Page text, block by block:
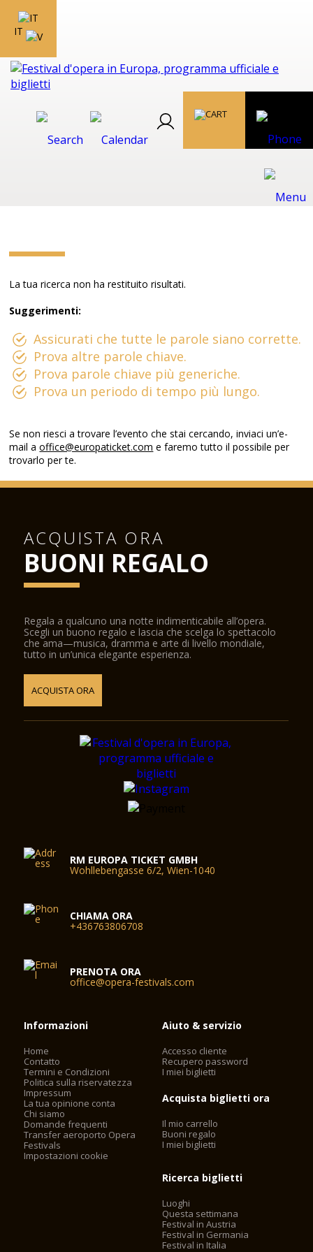
IT
La tua ricerca non ha restituito risultati.
Suggerimenti:
Assicurati che tutte le parole siano corrette.
Prova altre parole chiave.
Prova parole chiave più generiche.
Prova un periodo di tempo più lungo.
Se non riesci a trovare l’evento che stai cercando, inviaci un’e-
mail aoffice@europaticket.com e faremo tutto il possibile per
trovarlo per te.
ACQUISTA ORA
BUONI REGALO
Regala a qualcuno una notte indimenticabile all’opera.
Scegli un buono regalo e lascia che scelga lo spettacolo
che ama—musica, dramma e arte di livello mondiale,
tutto in un’unica elegante esperienza.
ACQUISTA ORA
RM EUROPA TICKET GMBH
Wohllebengasse 6/2, Wien-1040
CHIAMA ORA
+436763806708
PRENOTA ORA
office@opera-festivals.com
Informazioni
Home
Contatto
Termini e Condizioni
Politica sulla riservatezza
Impressum
La tua opinione conta
Chi siamo
Domande frequenti
Transfer aeroporto Opera
Festivals
Impostazioni cookie
Aiuto & servizio
Accesso cliente
Recupero password
I miei biglietti
Acquista biglietti ora
Il mio carrello
Buoni regalo
I miei biglietti
Ricerca biglietti
Luoghi
Questa settimana
Festival in Austria
Festival in Germania
Festival in Italia